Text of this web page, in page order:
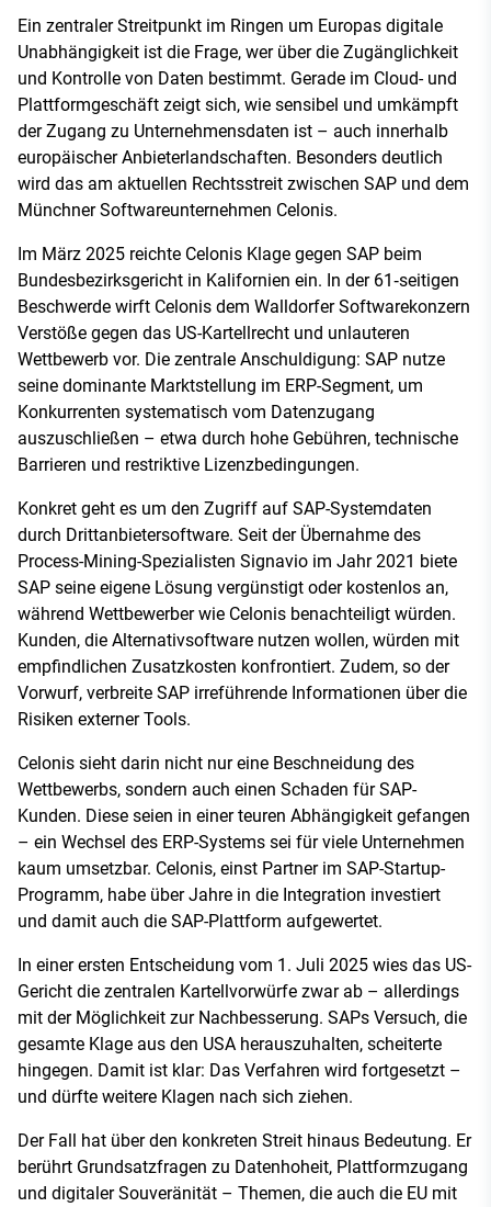
Ein zentraler Streitpunkt im Ringen um Europas digitale
Unabhängigkeit ist die Frage, wer über die Zugänglichkeit
und Kontrolle von Daten bestimmt. Gerade im Cloud- und
Plattformgeschäft zeigt sich, wie sensibel und umkämpft
der Zugang zu Unternehmensdaten ist – auch innerhalb
europäischer Anbieterlandschaften. Besonders deutlich
wird das am aktuellen Rechtsstreit zwischen SAP und dem
Münchner Softwareunternehmen Celonis.
Im März 2025 reichte Celonis Klage gegen SAP beim
Bundesbezirksgericht in Kalifornien ein. In der 61‑seitigen
Beschwerde wirft Celonis dem Walldorfer Softwarekonzern
Verstöße gegen das US-Kartellrecht und unlauteren
Wettbewerb vor. Die zentrale Anschuldigung: SAP nutze
seine dominante Marktstellung im ERP-Segment, um
Konkurrenten systematisch vom Datenzugang
auszuschließen – etwa durch hohe Gebühren, technische
Barrieren und restriktive Lizenzbedingungen.
Konkret geht es um den Zugriff auf SAP-Systemdaten
durch Drittanbietersoftware. Seit der Übernahme des
Process-Mining-Spezialisten Signavio im Jahr 2021 biete
SAP seine eigene Lösung vergünstigt oder kostenlos an,
während Wettbewerber wie Celonis benachteiligt würden.
Kunden, die Alternativsoftware nutzen wollen, würden mit
empfindlichen Zusatzkosten konfrontiert. Zudem, so der
Vorwurf, verbreite SAP irreführende Informationen über die
Risiken externer Tools.
Celonis sieht darin nicht nur eine Beschneidung des
Wettbewerbs, sondern auch einen Schaden für SAP-
Kunden. Diese seien in einer teuren Abhängigkeit gefangen
– ein Wechsel des ERP-Systems sei für viele Unternehmen
kaum umsetzbar. Celonis, einst Partner im SAP-Startup-
Programm, habe über Jahre in die Integration investiert
und damit auch die SAP-Plattform aufgewertet.
In einer ersten Entscheidung vom 1. Juli 2025 wies das US-
Gericht die zentralen Kartellvorwürfe zwar ab – allerdings
mit der Möglichkeit zur Nachbesserung. SAPs Versuch, die
gesamte Klage aus den USA herauszuhalten, scheiterte
hingegen. Damit ist klar: Das Verfahren wird fortgesetzt –
und dürfte weitere Klagen nach sich ziehen.
Der Fall hat über den konkreten Streit hinaus Bedeutung. Er
berührt Grundsatzfragen zu Datenhoheit, Plattformzugang
und digitaler Souveränität – Themen, die auch die EU mit